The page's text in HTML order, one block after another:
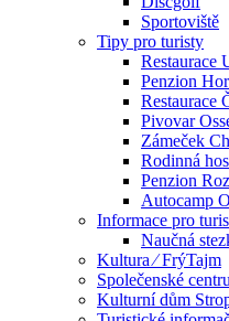
Sportoviště
Tipy pro turisty
Restaurace
Penzion
Restaurace
Pivovar
Zámeček
Rodinná
Penzion
Autocamp
Informace pro
Naučná
Kultura ⁄ FrýTajm
Společenské
Kulturní dům